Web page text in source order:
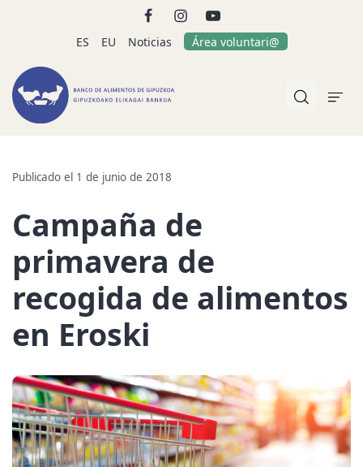
ES EU Noticias Área voluntari@
Publicado el 1 de junio de 2018
Campaña de
primavera de
recogida de alimentos
en Eroski